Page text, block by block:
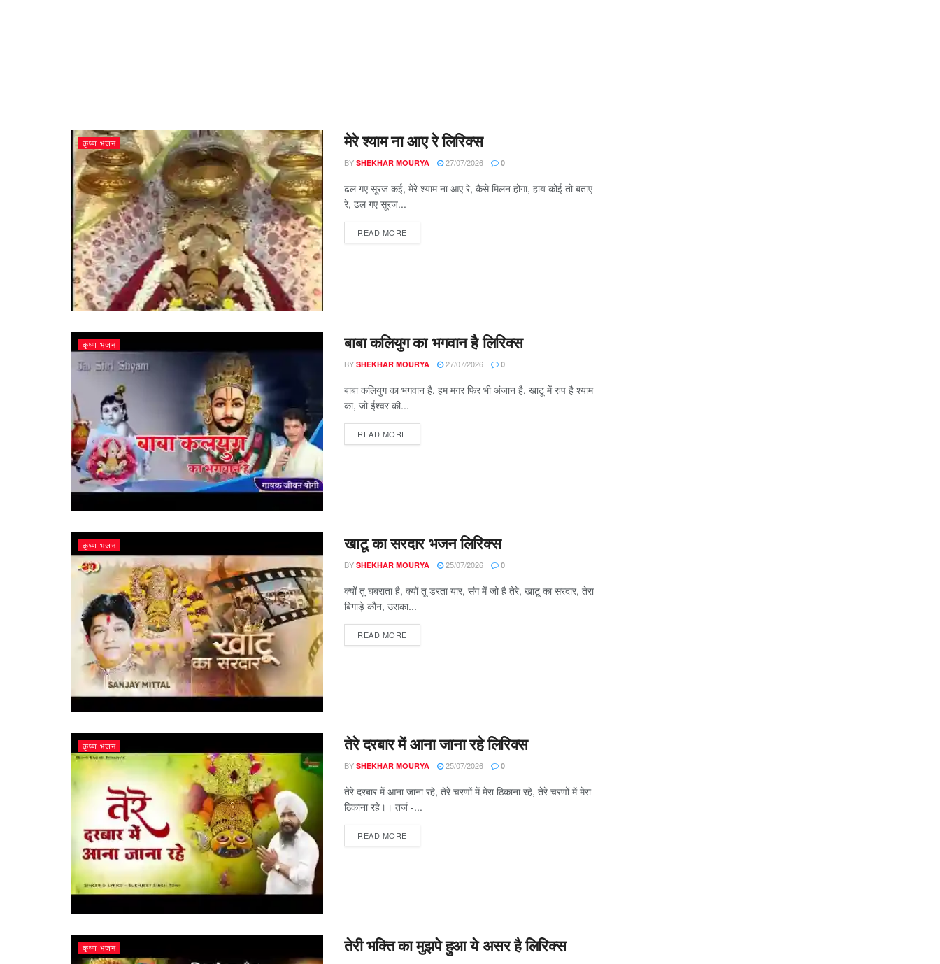
कृष्ण भजन मेरे श्याम ना आए रे लिरिक्स
BY SHEKHAR MOURYA 27/07/2026 0
ढल गए सूरज कई, मेरे श्याम ना आए रे, कैसे मिलन होगा, हाय कोई तो बताए
रे, ढल गए सूरज...
READ MOREDETAILS
कृष्ण भजन बाबा कलियुग का भगवान है लिरिक्स
BY SHEKHAR MOURYA 27/07/2026 0
बाबा कलियुग का भगवान है, हम मगर फिर भी अंजान है, खाटू में रुप है श्याम
का, जो ईश्वर की...
READ MOREDETAILS
कृष्ण भजन खाटू का सरदार भजन लिरिक्स
BY SHEKHAR MOURYA 25/07/2026 0
क्यों तू घबराता है, क्यों तू डरता यार, संग में जो है तेरे, खाटू का सरदार, तेरा
बिगाड़े कौन, उसका...
READ MOREDETAILS
कृष्ण भजन तेरे दरबार में आना जाना रहे लिरिक्स
BY SHEKHAR MOURYA 25/07/2026 0
तेरे दरबार में आना जाना रहे, तेरे चरणों में मेरा ठिकाना रहे, तेरे चरणों में मेरा
ठिकाना रहे।। तर्ज -...
READ MOREDETAILS
कृष्ण भजन तेरी भक्ति का मुझपे हुआ ये असर है लिरिक्स